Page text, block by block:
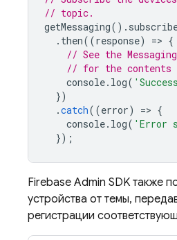
// topic.
getMessaging().
. then((response) => {
// See the
// for the contents
console. log(
})
.catch((error) => {
console. log( 'Error
});
Firebase Admin SDK также
устройства от темы,
регистрации